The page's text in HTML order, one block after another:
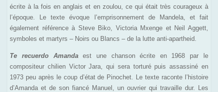
écrite à la fois en anglais et en zoulou, ce qui était très courageux à
l’époque. Le texte évoque l’emprisonnement de Mandela, et fait
également référence à Steve Biko, Victoria Mxenge et Neil Aggett,
symboles et martyrs – Noirs ou Blancs – de la lutte anti-apartheid.
Te recuerdo Amandaest une chanson écrite en 1968 par le
compositeur chilien Victor Jara, qui sera torturé puis assassiné en
1973 peu après le coup d’état de Pinochet. Le texte raconte l’histoire
d’Amanda et de son fiancé Manuel, un ouvrier qui travaille dur. Les